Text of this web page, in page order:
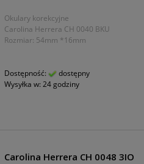
Okulary korekcyjne
Carolina Herrera CH 0040 BKU
Rozmiar: 54mm *16mm
Dostępność:
dostępny
Wysyłka w: 24 godziny
Carolina Herrera CH 0048 3IO